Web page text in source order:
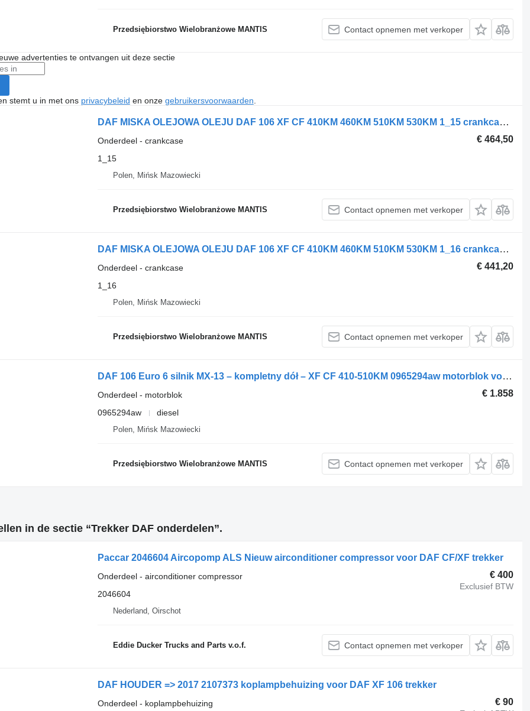
Przedsiębiorstwo Wielobranżowe MANTIS Contact opnemen met verkoper
advertenties te ontvangen uit deze sectie
stemt u in met ons privacybeleid en onze gebruikersvoorwaarden
DAF MISKA OLEJOWA OLEJU DAF 106 XF CF 410KM 460KM 510KM 530KM 1_15 crankcase voor trekker
€ 464,50
Onderdeel - crankcase
1_15
Polen, Mińsk Mazowiecki
Przedsiębiorstwo Wielobranżowe MANTIS Contact opnemen met verkoper
DAF MISKA OLEJOWA OLEJU DAF 106 XF CF 410KM 460KM 510KM 530KM 1_16 crankcase voor trekker
€ 441,20
Onderdeel - crankcase
1_16
Polen, Mińsk Mazowiecki
Przedsiębiorstwo Wielobranżowe MANTIS Contact opnemen met verkoper
DAF 106 Euro 6 silnik MX-13 – kompletny dół – XF CF 410-510KM 0965294aw motorblok voor trekker
€ 1.858
Onderdeel - motorblok
0965294aw
diesel
Polen, Mińsk Mazowiecki
Przedsiębiorstwo Wielobranżowe MANTIS Contact opnemen met verkoper
in de sectie “Trekker DAF onderdelen”.
Paccar 2046604 Aircopomp ALS Nieuw airconditioner compressor voor DAF CF/XF trekker
€ 400
Exclusief BTW
Onderdeel - airconditioner compressor
2046604
Nederland, Oirschot
Eddie Ducker Trucks and Parts v.o.f. Contact opnemen met verkoper
DAF HOUDER => 2017 2107373 koplampbehuizing voor DAF XF 106 trekker
€ 90
Onderdeel - koplampbehuizing